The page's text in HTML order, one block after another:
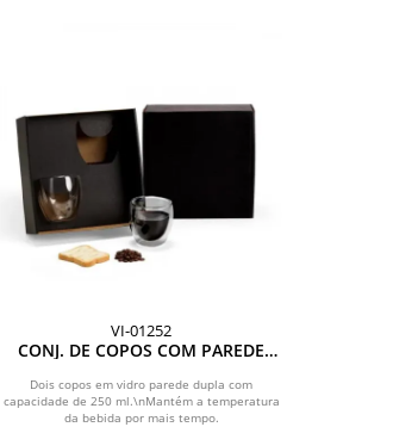
VI-01252
CONJ. DE COPOS COM PAREDE
Dois copos em vidro parede dupla com
capacidade de 250 ml.\nMantém a temperatura
da bebida por mais tempo.